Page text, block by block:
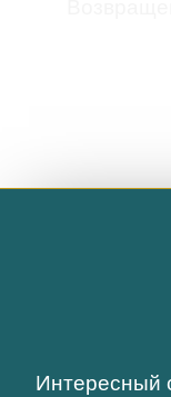
Интересный